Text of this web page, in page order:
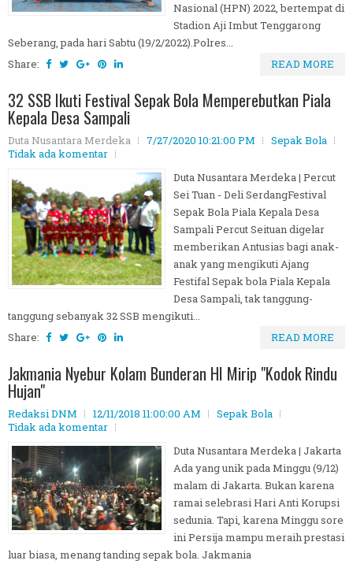
Nasional (HPN) 2022, bertempat di
Stadion Aji Imbut Tenggarong
Seberang, pada hari Sabtu (19/2/2022).Polres...
Share:
READ MORE
32 SSB Ikuti Festival Sepak Bola Memperebutkan Piala
Kepala Desa Sampali
Duta Nusantara Merdeka 7/27/2020 10:21:00 PM
Sepak Bola
Tidak ada komentar
Duta Nusantara Merdeka | Percut
Sei Tuan - Deli SerdangFestival
Sepak Bola Piala Kepala Desa
Sampali Percut Seituan digelar
memberikan Antusias bagi anak-
anak yang mengikuti Ajang
Festifal Sepak bola Piala Kepala
Desa Sampali, tak tanggung-
tanggung sebanyak 32 SSB mengikuti...
Share:
READ MORE
Jakmania Nyebur Kolam Bunderan HI Mirip "Kodok Rindu
Hujan"
Redaksi DNM 12/11/2018 11:00:00 AM
Sepak Bola
Tidak ada komentar
Duta Nusantara Merdeka | Jakarta
Ada yang unik pada Minggu (9/12)
malam di Jakarta. Bukan karena
ramai selebrasi Hari Anti Korupsi
sedunia. Tapi, karena Minggu sore
ini Persija mampu meraih prestasi
luar biasa, menang tanding sepak bola. Jakmania